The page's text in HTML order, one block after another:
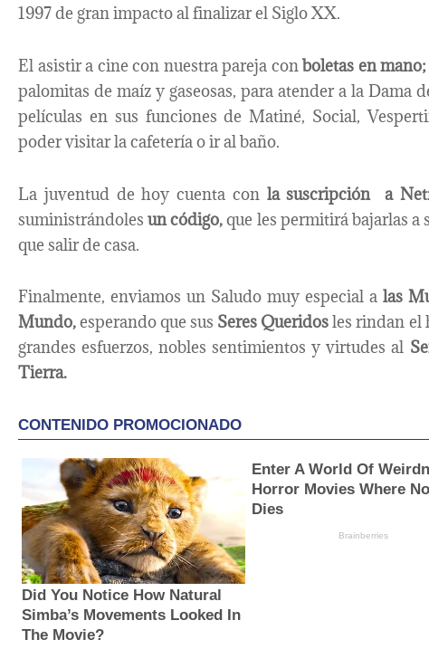
1997 de gran impacto al finalizar el Siglo XX.
El asistir a cine con nuestra pareja conboletas en mano;
palomitas de maíz y gaseosas, para atender a la Dama
películas en sus funciones de Matiné, Social,
poder visitar la cafetería o ir al baño.
La juventud de hoy cuenta con la suscripción a
suministrándolesun código,que les permitirá bajarlas a
que salir de casa.
Finalmente, enviamos un Saludo muy especial a las
Mundo,esperando que sus Seres Queridosles rindan el
grandes esfuerzos, nobles sentimientos y virtudes al
Tierra.